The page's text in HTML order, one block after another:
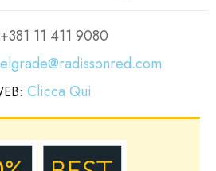
11 411 9080
Clicca Qui